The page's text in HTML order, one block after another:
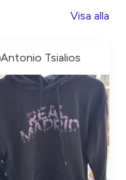
Visa alla
Antonio Tsialios